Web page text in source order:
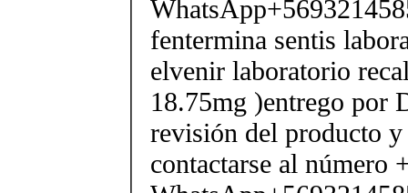
fentermina sentis
elvenir laboratorio
18.75mg )entrego por
revisión del producto
contactarse al número